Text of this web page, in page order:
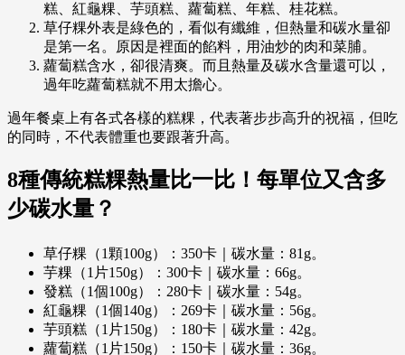
糕、紅龜粿、芋頭糕、蘿蔔糕、年糕、桂花糕。
草仔粿外表是綠色的，看似有纖維，但熱量和碳水量卻
是第一名。原因是裡面的餡料，用油炒的肉和菜脯。
蘿蔔糕含水，卻很清爽。而且熱量及碳水含量還可以，
過年吃蘿蔔糕就不用太擔心。
過年餐桌上有各式各樣的糕粿，代表著步步高升的祝福，但吃
的同時，不代表體重也要跟著升高。
8種傳統糕粿熱量比一比！每單位又含多
少碳水量？
草仔粿（1顆100g）：350卡｜碳水量：81g。
芋粿（1片150g）：300卡｜碳水量：66g。
發糕（1個100g）：280卡｜碳水量：54g。
紅龜粿（1個140g）：269卡｜碳水量：56g。
芋頭糕（1片150g）：180卡｜碳水量：42g。
蘿蔔糕（1片150g）：150卡｜碳水量：36g。